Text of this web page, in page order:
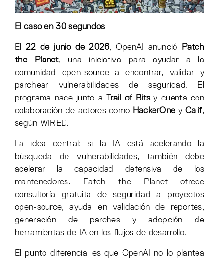
El caso en 30 segundos
El 22 de junio de 2026, OpenAI anunció
Patch
the Planet, una iniciativa para ayudar a la
comunidad open-source a encontrar, validar y
parchear vulnerabilidades de seguridad. El
programa nace junto a
Trail of Bits y cuenta con
colaboración de actores como HackerOneyCalif,
según WIRED.
La idea central: si la IA está acelerando la
búsqueda de vulnerabilidades, también debe
acelerar la capacidad defensiva de los
mantenedores. Patch the Planet ofrece
consultoría gratuita de seguridad a proyectos
open-source, ayuda en validación de reportes,
generación de parches y adopción de
herramientas de IA en los flujos de desarrollo.
El punto diferencial es que OpenAI no lo plantea